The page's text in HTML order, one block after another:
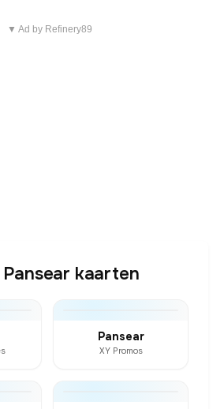
▼ Ad by Refinery89
kaarten
Pansear
XY Promos